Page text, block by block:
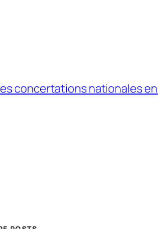
concertations nationales en